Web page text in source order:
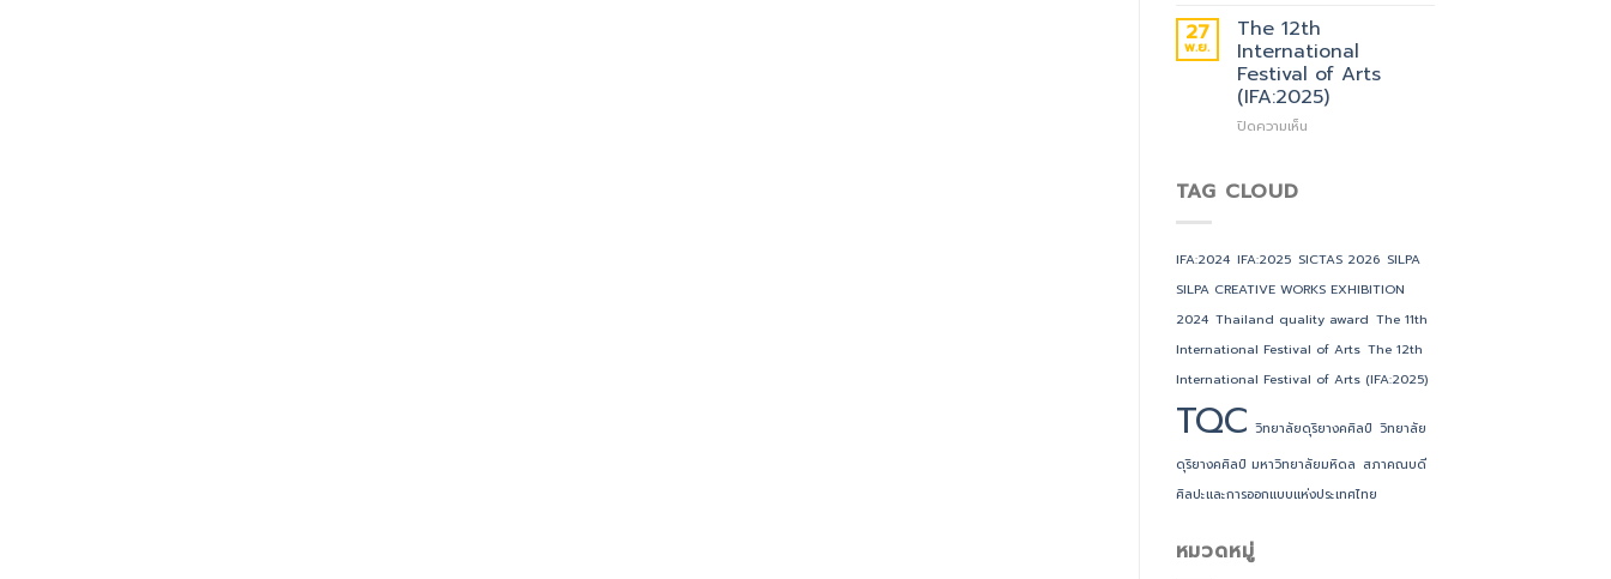
TQC
ประจำ
ปี
2025
ความ
ยินดี
กับ
คณะ
ศิลปกรรม
TQC
ประจำ
2025
เชิญ
คณาจารย์
นัก
วิจัย
ศิลปิน
และ
ส่ง
ผล
วิจัย
และ
งาน
สร้างสรรค์
27
พ.ย.
The 12th
International
Festival of Arts
(IFA:2025)
ปิดความเห็นบน
(IFA:2025)
TAG CLOUD
IFA:2024 IFA:2025 SICTAS 2026 SILPA
SILPA CREATIVE WORKS EXHIBITION
2024 Thailand quality award The 11th
International Festival of Arts The 12th
International Festival of Arts (IFA:2025)
TQC วิทยาลัยดุริยางคศิลป์ วิทยาลัย
ดุริยางคศิลป์ มหาวิทยาลัยมหิดล สภาคณบดี
ศิลปะและการออกแบบแห่งประเทศไทย
หมวดหมู่